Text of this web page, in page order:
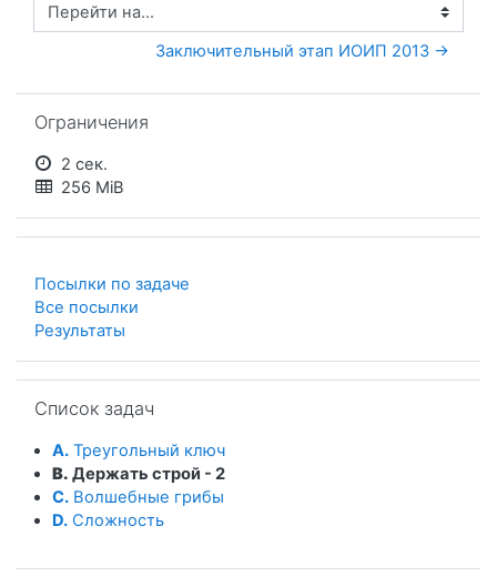
Перейти на...
Заключительный этап ИОИП 2013 →
Ограничения
2 сек.
256 MiB
Посылки по задаче
Все посылки
Результаты
Список задач
A. Треугольный ключ
B. Держать строй - 2
C. Волшебные грибы
D. Сложность